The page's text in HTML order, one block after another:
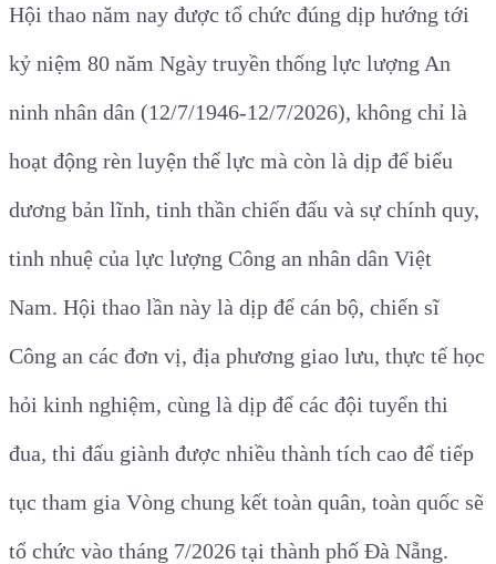
Hội thao năm nay được tổ chức đúng dịp hướng tới
kỷ niệm 80 năm Ngày truyền thống lực lượng An
ninh nhân dân (12/7/1946-12/7/2026), không chỉ là
hoạt động rèn luyện thể lực mà còn là dịp để biểu
dương bản lĩnh, tinh thần chiến đấu và sự chính quy,
tinh nhuệ của lực lượng Công an nhân dân Việt
Nam. Hội thao lần này là dịp để cán bộ, chiến sĩ
Công an các đơn vị, địa phương giao lưu, thực tế học
hỏi kinh nghiệm, cùng là dịp để các đội tuyển thi
đua, thi đấu giành được nhiều thành tích cao để tiếp
tục tham gia Vòng chung kết toàn quân, toàn quốc sẽ
tổ chức vào tháng 7/2026 tại thành phố Đà Nẵng.